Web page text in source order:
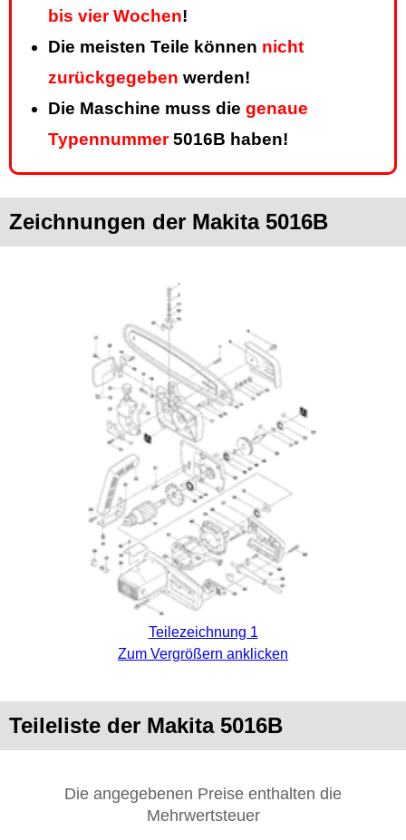
bis vier Wochen!
Die meisten Teile können nicht
zurückgegeben werden!
Die Maschine muss die genaue
Typennummer5016B haben!
Zeichnungen der Makita 5016B
Teilezeichnung 1
Zum Vergrößern anklicken
Teileliste der Makita 5016B
Die angegebenen Preise enthalten die
Mehrwertsteuer